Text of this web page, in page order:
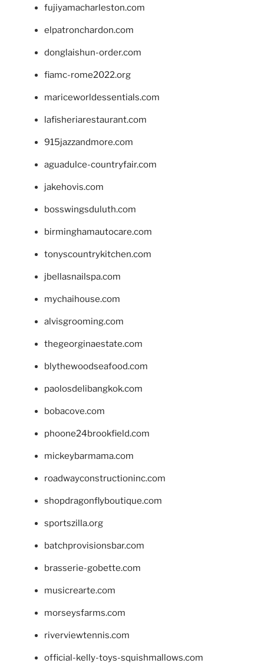
fujiyamacharleston.com
elpatronchardon.com
donglaishun-order.com
fiamc-rome2022.org
mariceworldessentials.com
lafisheriarestaurant.com
915jazzandmore.com
aguadulce-countryfair.com
jakehovis.com
bosswingsduluth.com
birminghamautocare.com
tonyscountrykitchen.com
jbellasnailspa.com
mychaihouse.com
alvisgrooming.com
thegeorginaestate.com
blythewoodseafood.com
paolosdelibangkok.com
bobacove.com
phoone24brookfield.com
mickeybarmama.com
roadwayconstructioninc.com
shopdragonflyboutique.com
sportszilla.org
batchprovisionsbar.com
brasserie-gobette.com
musicrearte.com
morseysfarms.com
riverviewtennis.com
official-kelly-toys-squishmallows.com